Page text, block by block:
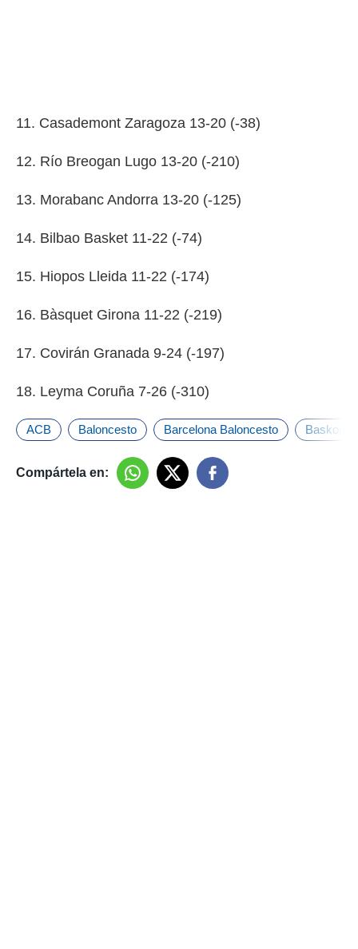
11. Casademont Zaragoza 13-20 (-38)
12. Río Breogan Lugo 13-20 (-210)
13. Morabanc Andorra 13-20 (-125)
14. Bilbao Basket 11-22 (-74)
15. Hiopos Lleida 11-22 (-174)
16. Bàsquet Girona 11-22 (-219)
17. Covirán Granada 9-24 (-197)
18. Leyma Coruña 7-26 (-310)
ACB Baloncesto Barcelona Baloncesto Baskonia
Compártela en: